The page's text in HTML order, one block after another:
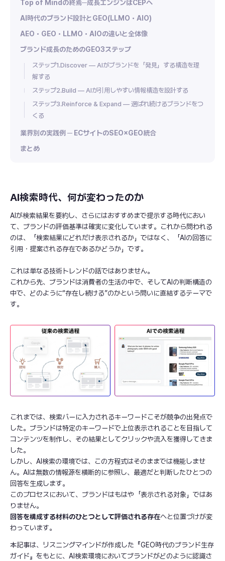
Top of Mindの終焉─成長エンジンはCEPへ
AI時代のブランド設計とGEO(LLMO・AIO)
AEO・GEO・LLMO・AIOの違いと全体像
ブランド成長のためのGEO3ステップ
ステップ1.Discover — AIがブランドを「発見」する構造を理
解する
ステップ2.Build — AIが引用しやすい情報構造を設計する
ステップ3.Reinforce & Expand — 選ばれ続けるブランドをつ
くる
業界別の実践例 ─ ECサイトのSEO×GEO統合
まとめ
AI検索時代、何が変わったのか
AIが検索結果を要約し、さらにはおすすめまで提示する時代におい
て、ブランドの評価基準は確実に変化しています。これから問われる
のは、「検索結果にどれだけ表示されるか」ではなく、「AIの回答に
引用・提案される存在であるかどうか」です。
これは単なる技術トレンドの話ではありません。
これから先、ブランドは消費者の生活の中で、そしてAIの判断構造の
中で、どのように“存在し続ける”のかという問いに直結するテーマで
す。
これまでは、検索バーに入力されるキーワードこそが競争の出発点で
した。ブランドは特定のキーワードで上位表示されることを目指して
コンテンツを制作し、その結果としてクリックや流入を獲得してきま
した。
しかし、AI検索の環境では、この方程式はそのままでは機能しませ
ん。AIは無数の情報源を横断的に参照し、最適だと判断したひとつの
回答を生成します。
このプロセスにおいて、ブランドはもはや「表示される対象」ではあ
りません。
回答を構成する材料のひとつとして評価される存在へと位置づけが変
わっています。
本記事は、リスニングマインドが作成した『GEO時代のブランド生存
ガイド』をもとに、AI検索環境においてブランドがどのように認識さ